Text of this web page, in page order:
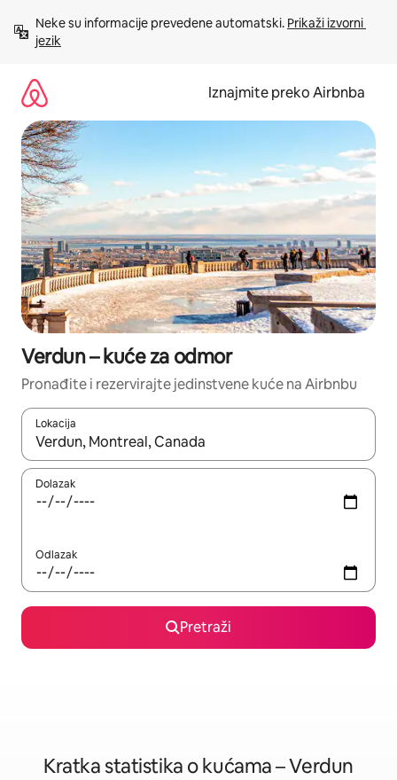
sadržaj
Neke su informacije prevedene automatski. Prikaži izvorni
jezik
Iznajmite preko Airbnba
Verdun – kuće za odmor
Pronađite i rezervirajte jedinstvene kuće na Airbnbu
Lokacija
Kada budu dostupni rezultati, moći ćete ih pregledati
Dolazak
Odlazak
Pretraži
Kratka statistika o kućama – Verdun